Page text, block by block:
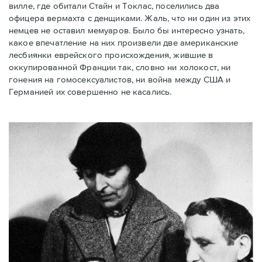
вилле, где обитали Стайн и Токлас, поселились два
офицера вермахта с денщиками. Жаль, что ни один из этих
немцев не оставил мемуаров. Было бы интересно узнать,
какое впечатление на них произвели две американские
лесбиянки еврейского происхождения, жившие в
оккупированной Франции так, словно ни холокост, ни
гонения на гомосексуалистов, ни война между США и
Германией их совершенно не касались.